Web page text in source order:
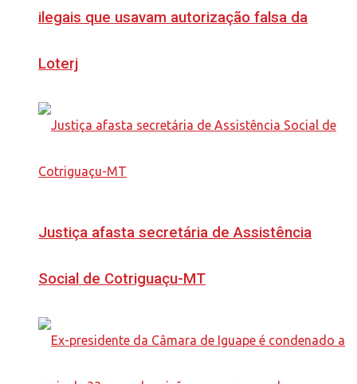
ilegais que usavam autorização falsa da
Loterj
Justiça afasta secretária de Assistência
Social de Cotriguaçu-MT